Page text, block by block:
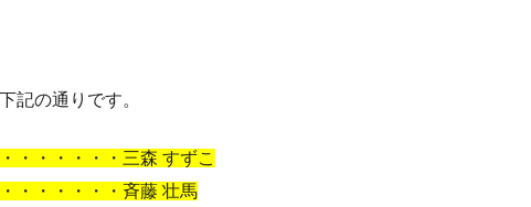
記の通りです。
・・・・・・三森 すずこ
・・・・・・斉藤 壮馬